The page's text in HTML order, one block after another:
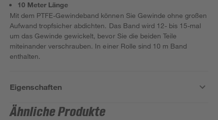
10 Meter Länge
Mit dem PTFE-Gewindeband können Sie Gewinde ohne großen
Aufwand tropfsicher abdichten. Das Band wird 12- bis 15-mal
um das Gewinde gewickelt, bevor Sie die beiden Teile
miteinander verschrauben. In einer Rolle sind 10 m Band
enthalten.
Eigenschaften
Ähnliche Produkte